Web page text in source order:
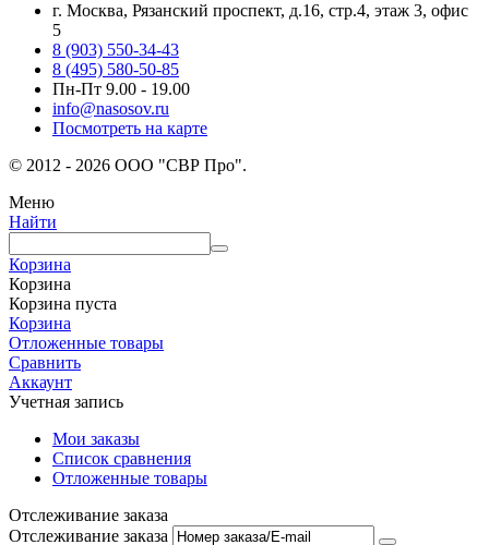
г. Москва, Рязанский проспект, д.16, стр.4, этаж 3, офис
5
8 (903) 550-34-43
8 (495) 580-50-85
Пн-Пт 9.00 - 19.00
info@nasosov.ru
Посмотреть на карте
© 2012 - 2026 ООО "СВР Про".
Меню
Найти
Корзина
Корзина
Корзина пуста
Корзина
Отложенные товары
Сравнить
Аккаунт
Учетная запись
Мои заказы
Список сравнения
Отложенные товары
Отслеживание заказа
Отслеживание заказа